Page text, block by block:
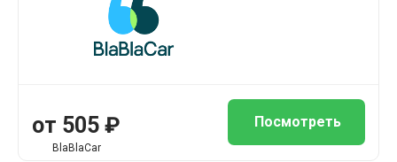
от 505 ₽
BlaBlaCar
Посмотреть